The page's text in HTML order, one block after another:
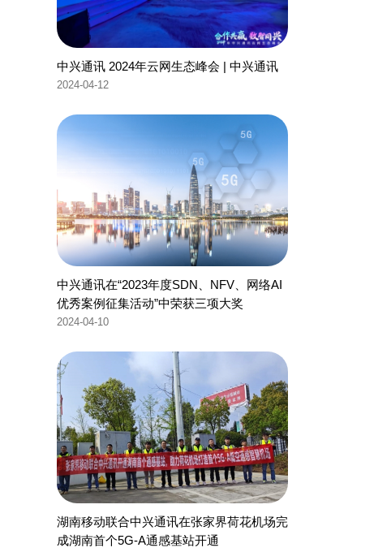
中兴通讯 2024年云网生态峰会 | 中兴通讯
2024-04-12
中兴通讯在“2023年度SDN、NFV、网络AI
优秀案例征集活动”中荣获三项大奖
2024-04-10
湖南移动联合中兴通讯在张家界荷花机场完
成湖南首个5G-A通感基站开通